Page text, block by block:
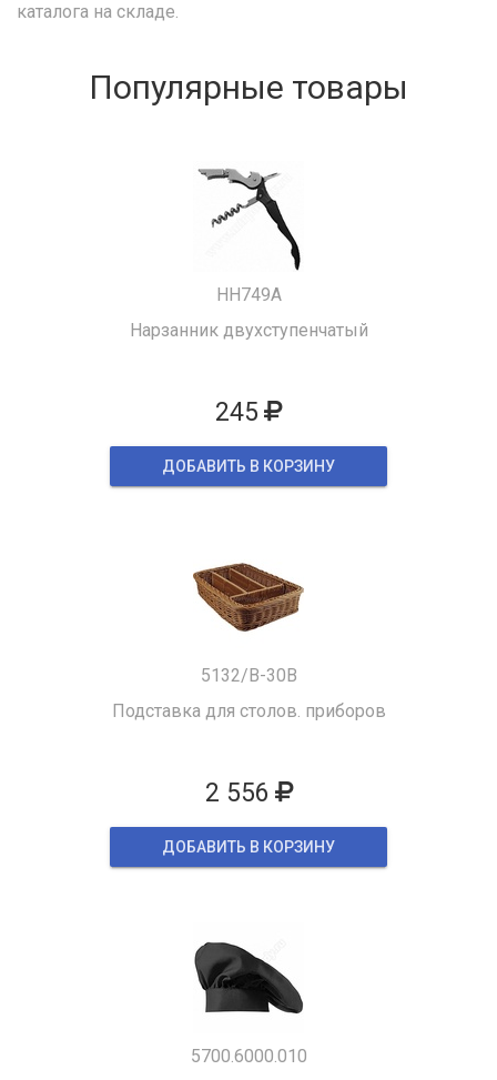
каталога на складе.
Популярные товары
HH749A
Нарзанник двухступенчатый
245
ДОБАВИТЬ В КОРЗИНУ
5132/B-30B
Подставка для столов. приборов
2 556
ДОБАВИТЬ В КОРЗИНУ
5700.6000.010